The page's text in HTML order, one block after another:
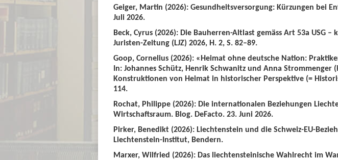
Geiger, Martin (2026): Gesundheitsversorgung: Kürzungen bei
Juli 2026.
Beck, Cyrus (2026): Die Bauherren-Altlast gemäss Art 53a USG
Juristen-Zeitung (LJZ) 2026, H. 2, S. 82–89.
Goop, Cornelius (2026): «Heimat ohne deutsche Nation:
In: Johannes Schütz, Henrik Schwanitz und Anna
Konstruktionen von Heimat in historischer Perspektive (=
114.
Rochat, Philippe (2026): Die internationalen Beziehungen
Wirtschaftsraum. Blog. DeFacto. 23. Juni 2026.
Pirker, Benedikt (2026): Liechtenstein und die Schweiz-EU-
Liechtenstein-Institut, Bendern.
Marxer, Wilfried (2026): Das liechtensteinische Wahlrecht im